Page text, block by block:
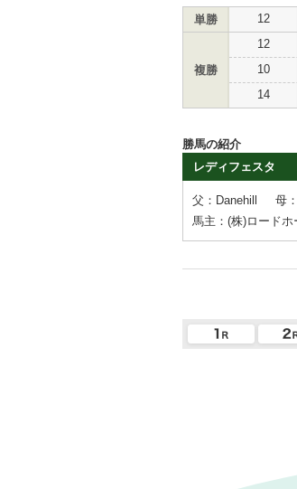
単勝 12
複勝
12
10
14
勝馬の紹介
レディフェスタ
父：Danehill
母
馬主：(株)ロード